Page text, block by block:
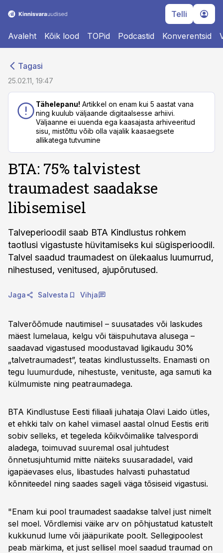
Telli
Avaleht Kõik lood TOPid Podcastid Konverentsid
Tagasi
25.02.11, 19:47
Tähelepanu! Artikkel on enam kui 5 aastat vana
ning kuulub väljaande digitaalsesse arhiivi.
Väljaanne ei uuenda ega kaasajasta arhiveeritud
sisu, mistõttu võib olla vajalik kaasaegsete
allikatega tutvumine
BTA: 75% talvistest
traumadest saadakse
libisemisel
Talveperioodil saab BTA Kindlustus rohkem
taotlusi vigastuste hüvitamiseks kui sügisperioodil.
Talvel saadud traumadest on ülekaalus luumurrud,
nihestused, venitused, ajupõrutused.
Jaga Salvesta Vihja
Talverõõmude nautimisel – suusatades või laskudes
mäest lumelaua, kelgu või täispuhutava alusega –
saadavad vigastused moodustavad ligikaudu 30%
„talvetraumadest”, teatas kindlustusselts. Enamasti on
tegu luumurdude, nihestuste, venituste, aga samuti ka
külmumiste ning peatraumadega.
BTA Kindlustuse Eesti filiaali juhataja Olavi Laido ütles,
et ehkki talv on kahel viimasel aastal olnud Eestis eriti
sobiv selleks, et tegeleda kõikvõimalike talvespordi
aladega, toimuvad suuremal osal juhtudest
õnnetusjuhtumid mitte näiteks suusaradadel, vaid
igapäevases elus, libastudes halvasti puhastatud
kõnniteedel ning saades sageli väga tõsiseid vigastusi.
"Enam kui pool traumadest saadakse talvel just nimelt
sel moel. Võrdlemisi väike arv on põhjustatud katustelt
kukkunud lume või jääpurikate poolt. Sellegipoolest
peab märkima, et just sellisel moel saadud traumad on